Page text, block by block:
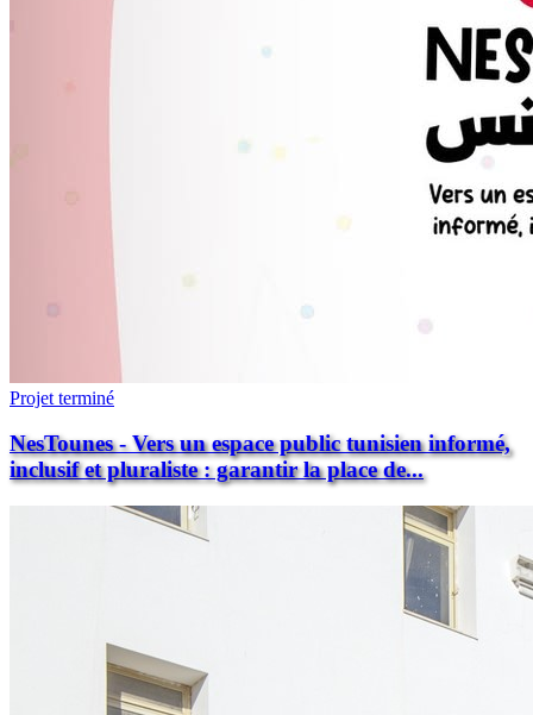
Projet terminé
NesTounes - Vers un espace public tunisien informé,
inclusif et pluraliste : garantir la place de...